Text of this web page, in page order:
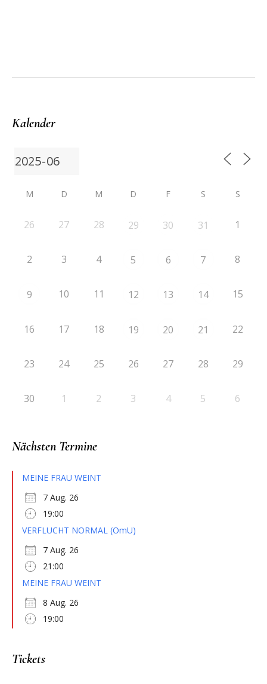
Kalender
M D M D F S S
26 27 28 29 30 31 1
2 3 4 5 6 7 8
9 10 11 12 13 14 15
16 17 18 19 20 21 22
23 24 25 26 27 28 29
30 1 2 3 4 5 6
Nächsten Termine
MEINE FRAU WEINT
7 Aug. 26
19:00
VERFLUCHT NORMAL (OmU)
7 Aug. 26
21:00
MEINE FRAU WEINT
8 Aug. 26
19:00
Tickets